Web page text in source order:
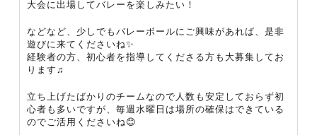
大会に出場してバレーを楽しみたい！
などなど、少しでもバレーボールにご興味があれば、是非
遊びに来てくださいね✨
経験者の方、初心者を指導してくださる方も大募集してお
ります♫
立ち上げたばかりのチームなので人数も安定しておらず初
心者も多いですが、毎週水曜日は場所の確保はできている
のでご活用くださいね😊